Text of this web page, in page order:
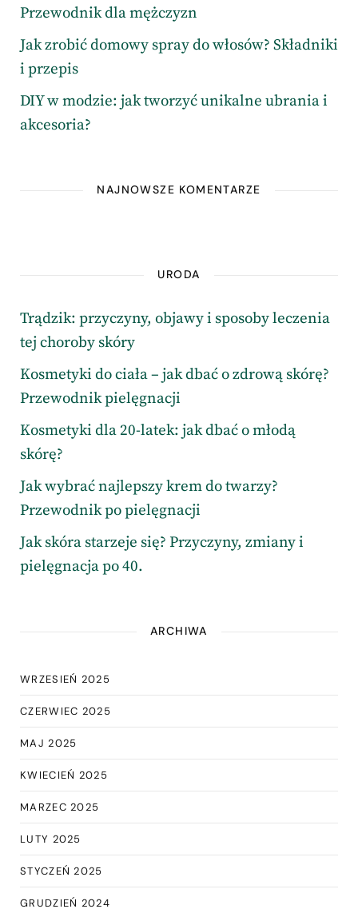
Przewodnik dla mężczyzn
Jak zrobić domowy spray do włosów? Składniki
i przepis
DIY w modzie: jak tworzyć unikalne ubrania i
akcesoria?
NAJNOWSZE KOMENTARZE
URODA
Trądzik: przyczyny, objawy i sposoby leczenia
tej choroby skóry
Kosmetyki do ciała – jak dbać o zdrową skórę?
Przewodnik pielęgnacji
Kosmetyki dla 20-latek: jak dbać o młodą
skórę?
Jak wybrać najlepszy krem do twarzy?
Przewodnik po pielęgnacji
Jak skóra starzeje się? Przyczyny, zmiany i
pielęgnacja po 40.
ARCHIWA
WRZESIEŃ 2025
CZERWIEC 2025
MAJ 2025
KWIECIEŃ 2025
MARZEC 2025
LUTY 2025
STYCZEŃ 2025
GRUDZIEŃ 2024